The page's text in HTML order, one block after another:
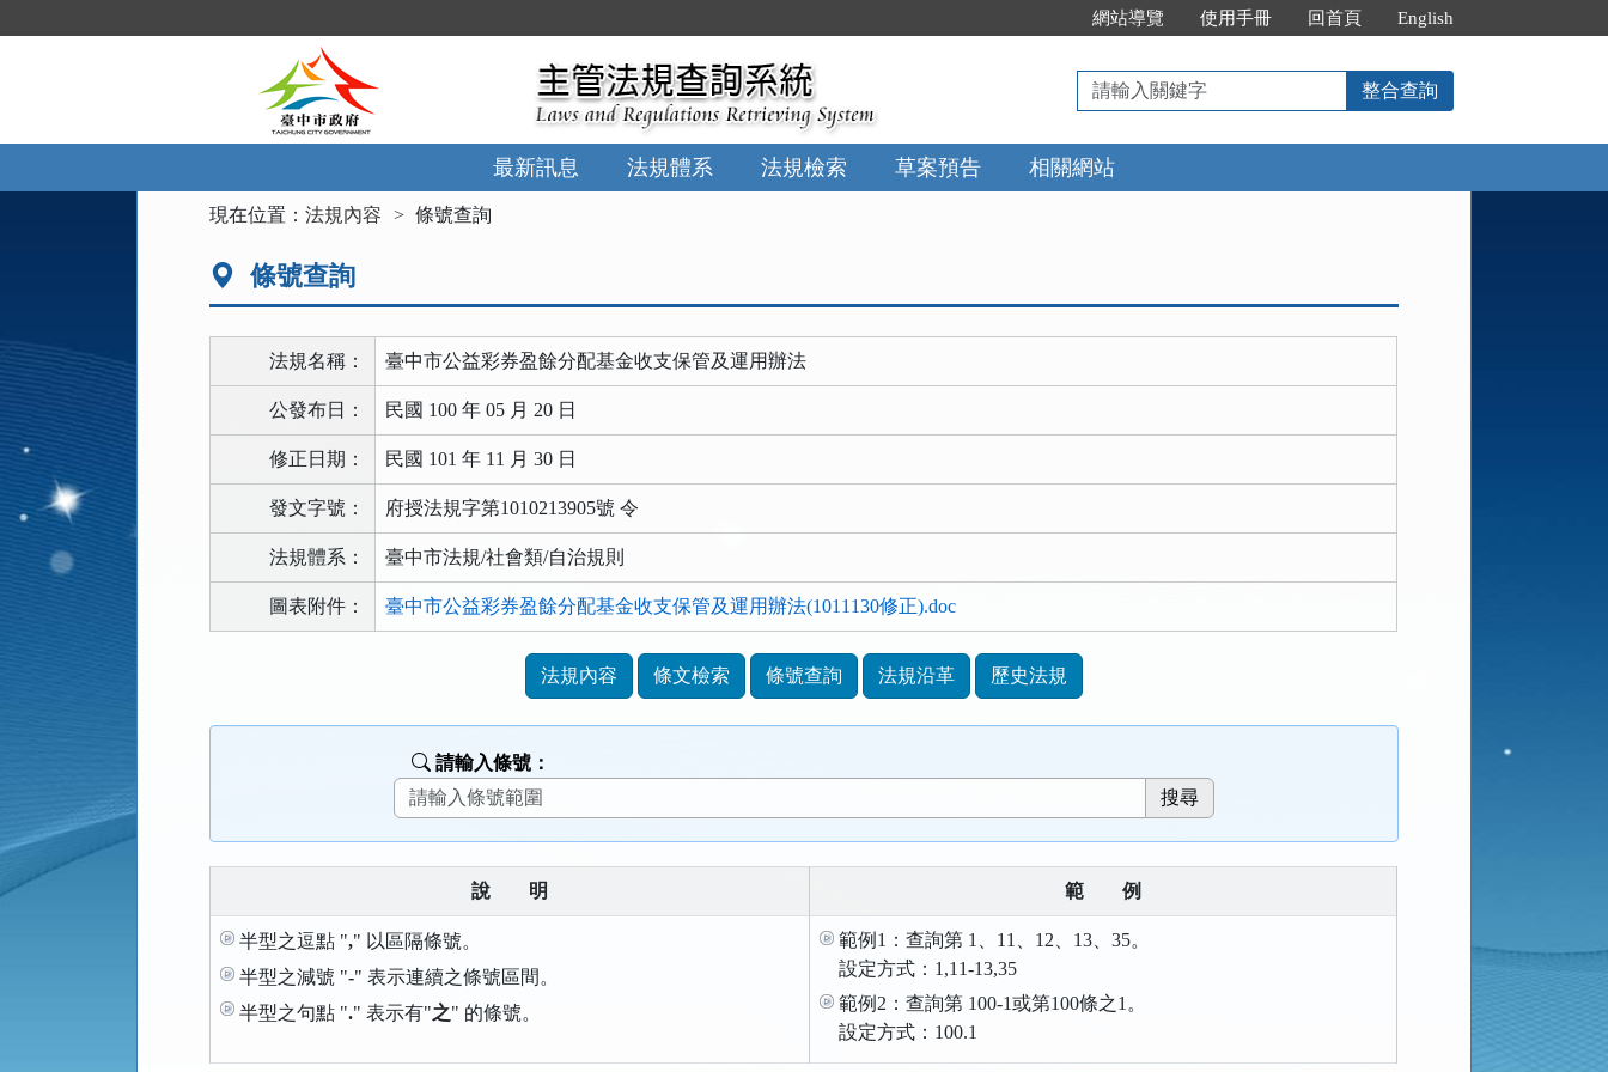
到
網站導覽 使用手冊 回首頁 English
請
輸
入
關
鍵
整合查詢
最新訊息 法規體系 法規檢索 草案預告 相關網站
現在位置：法規內容 條號查詢
條號查詢
法規名稱： 臺中市公益彩券盈餘分配基金收支保管及運用辦法
公發布日： 民國 100 年 05 月 20 日
修正日期： 民國 101 年 11 月 30 日
發文字號： 府授法規字第1010213905號 令
法規體系： 臺中市法規/社會類/自治規則
圖表附件： 臺中市公益彩券盈餘分配基金收支保管及運用辦法(1011130修正).doc
功
區
法規內容 條文檢索 條號查詢 法規沿革 歷史法規
請輸入條號：
說 明 範例
半型之逗點 "," 以區隔條號。
半型之減號 "-" 表示連續之條號區間。
半型之句點 "." 表示有"之" 的條號。
範例1：查詢第 1、11、12、13、35。
設定方式：1,11-13,35
範例2：查詢第 100-1或第100條之1。
設定方式：100.1